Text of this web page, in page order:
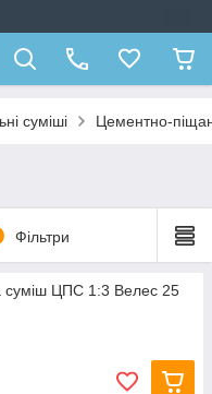
суміші Цементно-
Фільтри
суміш ЦПС 1:3 Велес 25